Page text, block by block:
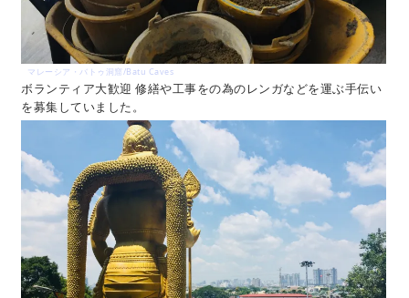
マレーシア・バトゥ洞窟/Batu Caves
ボランティア大歓迎 修繕や工事をの為のレンガなどを運ぶ手伝い
を募集していました。